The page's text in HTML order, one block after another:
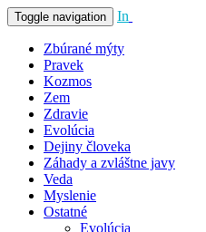
Toggle navigation In
Zbúrané mýty
Pravek
Kozmos
Zem
Zdravie
Evolúcia
Dejiny človeka
Záhady a zvláštne javy
Veda
Myslenie
Ostatné
Evolúcia